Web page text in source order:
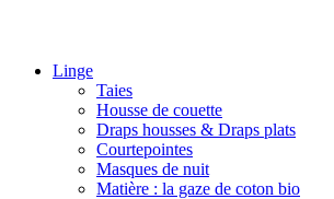
Linge
Taies
Housse de couette
Draps housses & Draps plats
Courtepointes
Masques de nuit
Matière : la gaze de coton bio